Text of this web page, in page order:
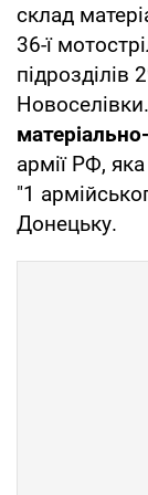
склад
36-ї
підрозділів
Новоселівки.
армії РФ,
"1
Донецьку.